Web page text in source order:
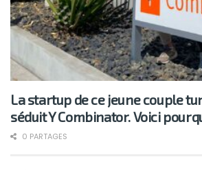
La startup de ce jeune couple
séduit Y Combinator. Voici
0 PARTAGES